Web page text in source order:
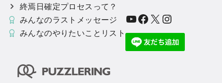
終焉日確定プロセスって？
みんなのラストメッセージ
みんなのやりたいことリスト
YouTube Facebook X Instagram